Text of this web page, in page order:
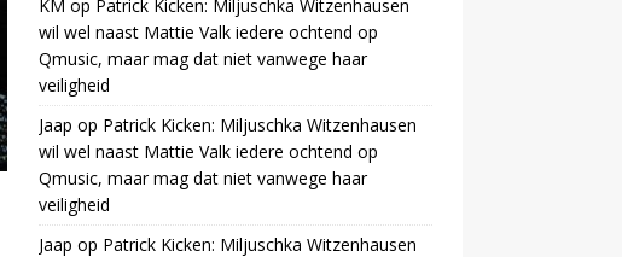
KM op Patrick Kicken: Miljuschka Witzenhausen
wil wel naast Mattie Valk iedere ochtend op
Qmusic, maar mag dat niet vanwege haar
veiligheid
Jaap op Patrick Kicken: Miljuschka Witzenhausen
wil wel naast Mattie Valk iedere ochtend op
Qmusic, maar mag dat niet vanwege haar
veiligheid
Jaap op Patrick Kicken: Miljuschka Witzenhausen